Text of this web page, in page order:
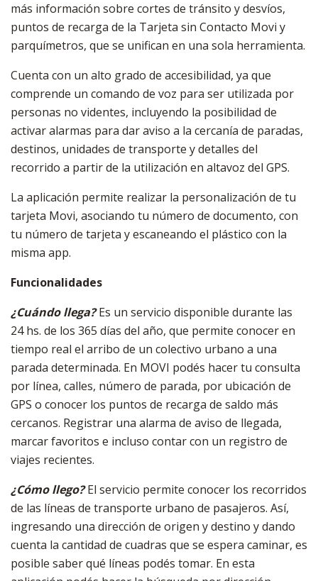
más información sobre cortes de tránsito y desvíos,
puntos de recarga de la Tarjeta sin Contacto Movi y
parquímetros, que se unifican en una sola herramienta.
Cuenta con un alto grado de accesibilidad, ya que
comprende un comando de voz para ser utilizada por
personas no videntes, incluyendo la posibilidad de
activar alarmas para dar aviso a la cercanía de paradas,
destinos, unidades de transporte y detalles del
recorrido a partir de la utilización en altavoz del GPS.
La aplicación permite realizar la personalización de tu
tarjeta Movi, asociando tu número de documento, con
tu número de tarjeta y escaneando el plástico con la
misma app.
Funcionalidades
¿Cuándo llega?Es un servicio disponible durante las
24 hs. de los 365 días del año, que permite conocer en
tiempo real el arribo de un colectivo urbano a una
parada determinada. En MOVI podés hacer tu consulta
por línea, calles, número de parada, por ubicación de
GPS o conocer los puntos de recarga de saldo más
cercanos. Registrar una alarma de aviso de llegada,
marcar favoritos e incluso contar con un registro de
viajes recientes.
¿Cómo llego?El servicio permite conocer los recorridos
de las líneas de transporte urbano de pasajeros. Así,
ingresando una dirección de origen y destino y dando
cuenta la cantidad de cuadras que se espera caminar, es
posible saber qué líneas podés tomar. En esta